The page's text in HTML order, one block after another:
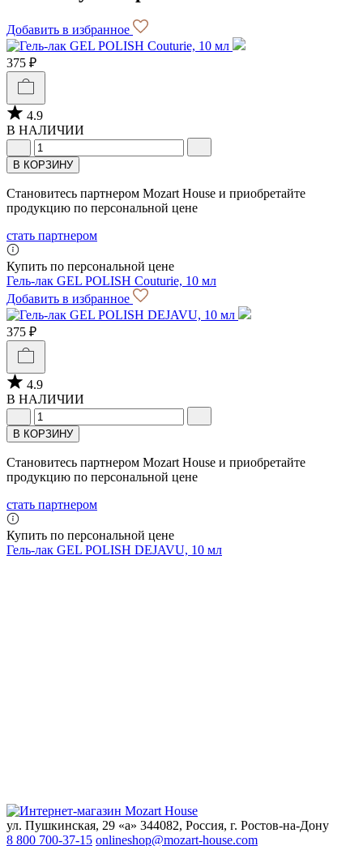
Добавить в избранное
375 ₽
4.9
В НАЛИЧИИ
В КОРЗИНУ
Становитесь партнером Mozart House и приобретайте
продукцию по персональной цене
стать партнером
Купить по персональной цене
Гель-лак GEL POLISH Couturie, 10 мл
Добавить в избранное
375 ₽
4.9
В НАЛИЧИИ
В КОРЗИНУ
Становитесь партнером Mozart House и приобретайте
продукцию по персональной цене
стать партнером
Купить по персональной цене
Гель-лак GEL POLISH DEJAVU, 10 мл
ул. Пушкинская, 29 «а» 344082, Россия, г. Ростов-на-Дону
8 800 700-37-15 onlineshop@mozart-house.com